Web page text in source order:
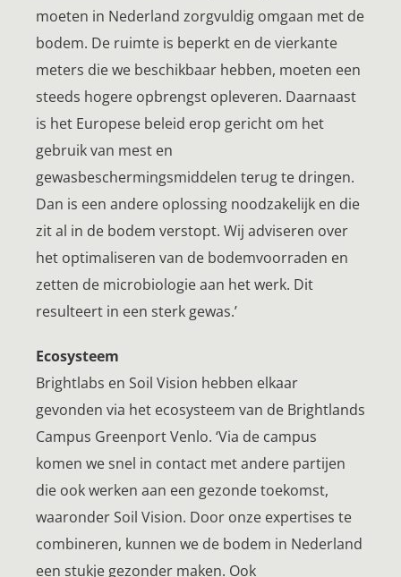
moeten in Nederland zorgvuldig omgaan met de
bodem. De ruimte is beperkt en de vierkante
meters die we beschikbaar hebben, moeten een
steeds hogere opbrengst opleveren. Daarnaast
is het Europese beleid erop gericht om het
gebruik van mest en
gewasbeschermingsmiddelen terug te dringen.
Dan is een andere oplossing noodzakelijk en die
zit al in de bodem verstopt. Wij adviseren over
het optimaliseren van de bodemvoorraden en
zetten de microbiologie aan het werk. Dit
resulteert in een sterk gewas.’
Ecosysteem
Brightlabs en Soil Vision hebben elkaar
gevonden via het ecosysteem van de Brightlands
Campus Greenport Venlo. ‘Via de campus
komen we snel in contact met andere partijen
die ook werken aan een gezonde toekomst,
waaronder Soil Vision. Door onze expertises te
combineren, kunnen we de bodem in Nederland
een stukje gezonder maken. Ook